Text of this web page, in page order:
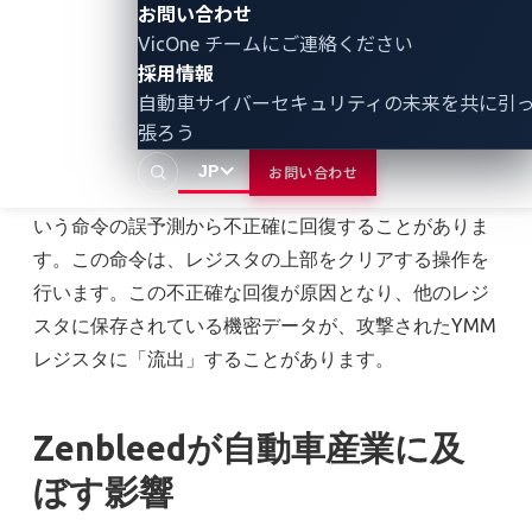
お問い合わせ
VicOne チームにご連絡ください
採用情報
自動車サイバーセキュリティの未来を共に引
張ろう
JP お問い合わせ
図2：「クリアした」後もレジスタがアクセス可
能である様子
に基づく画像
Ormandy氏が指摘しているように、精密なスケジュー
リングにより、一部のプロセッサは「vzeroupper」と
いう命令の誤予測から不正確に回復することがありま
す。この命令は、レジスタの上部をクリアする操作を
行います。この不正確な回復が原因となり、他のレジ
スタに保存されている機密データが、攻撃されたYMM
レジスタに「流出」することがあります。
Zenbleedが自動車産業に及
ぼす影響